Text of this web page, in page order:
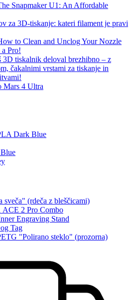
Snapmaker U1: An Affordable
za 3D-tiskanje: kateri filament je pravi
to Clean and Unclog Your Nozzle
Pro!
3D tiskalnik deloval brezhibno – z
čakalnimi vrstami za tiskanje in
Mars 4 Ultra
Dark Blue
(rdeča z bleščicami)
ACE 2 Pro Combo
Engraving Stand
Tag
"Polirano steklo" (prozorna)